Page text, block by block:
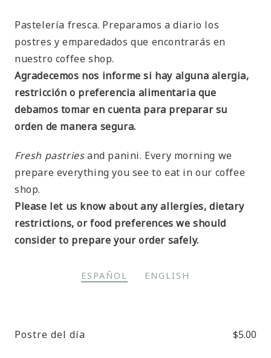
Pastelería fresca. Preparamos a diario los
postres y emparedados que encontrarás en
nuestro coffee shop.
Agradecemos nos informe si hay alguna alergia,
restricción o preferencia alimentaria que
debamos tomar en cuenta para preparar su
orden de manera segura.
Fresh pastriesand panini. Every morning we
prepare everything you see to eat in our coffee
shop.
Please let us know about any allergies, dietary
restrictions, or food preferences we should
consider to prepare your order safely.
ESPAÑOL ENGLISH
Postre del día $5.00